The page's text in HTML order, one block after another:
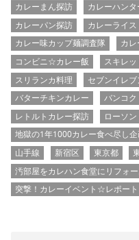
カレーまん探訪
カレーハン
カレーパン探訪
カレーライス
カレー味カップ麺調査隊
カ
コンビニ☆カレー飯
スキレッ
スリランカ料理
セブンイレブ
バターチキンカレー
バンコク
レトルトカレー探訪
ローソン
地獄の1年1000カレー食べ尽し
山手線
新宿区 東京都
汚部屋をカレハン食堂にリフォ
突撃！カレーイベント☆レポート